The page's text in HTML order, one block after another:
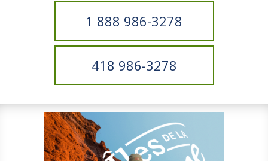
1 888 986-3278
418 986-3278